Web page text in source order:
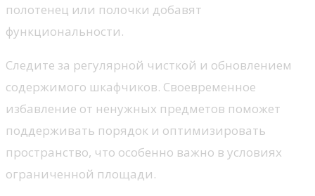
полотенец или полочки добавят
функциональности.
Следите за регулярной чисткой и обновлением
содержимого шкафчиков. Своевременное
избавление от ненужных предметов поможет
поддерживать порядок и оптимизировать
пространство, что особенно важно в условиях
ограниченной площади.